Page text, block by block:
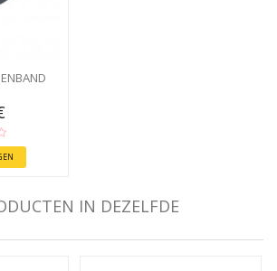
IN DEZELFDE